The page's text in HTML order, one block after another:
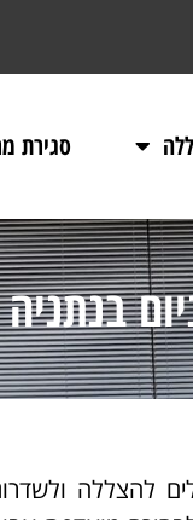
סגירת
להצללה